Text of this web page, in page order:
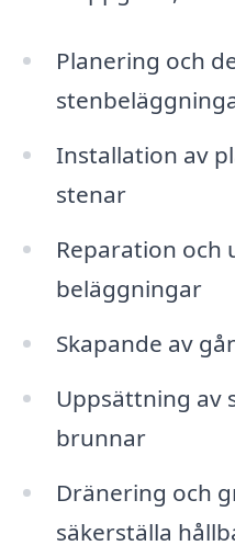
Planering och
Installation av
stenar
Reparation och
beläggningar
Skapande av
Uppsättning av
brunnar
Dränering och
säkerställa